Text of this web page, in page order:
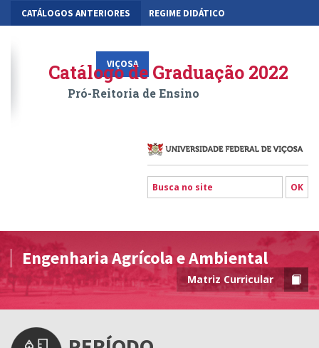
CATÁLOGOS ANTERIORES REGIME DIDÁTICO
VIÇOSA RIO PARANAÍBA FLORESTAL
Catálogo de Graduação 2022
Pró-Reitoria de Ensino
Engenharia Agrícola e Ambiental
Matriz Curricular